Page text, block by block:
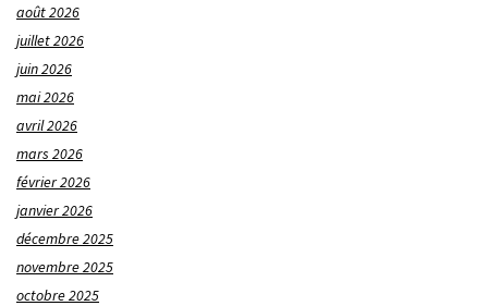
août 2026
juillet 2026
juin 2026
mai 2026
avril 2026
mars 2026
février 2026
janvier 2026
décembre 2025
novembre 2025
octobre 2025